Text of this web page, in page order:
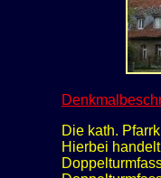
Die kath.
Hierbei